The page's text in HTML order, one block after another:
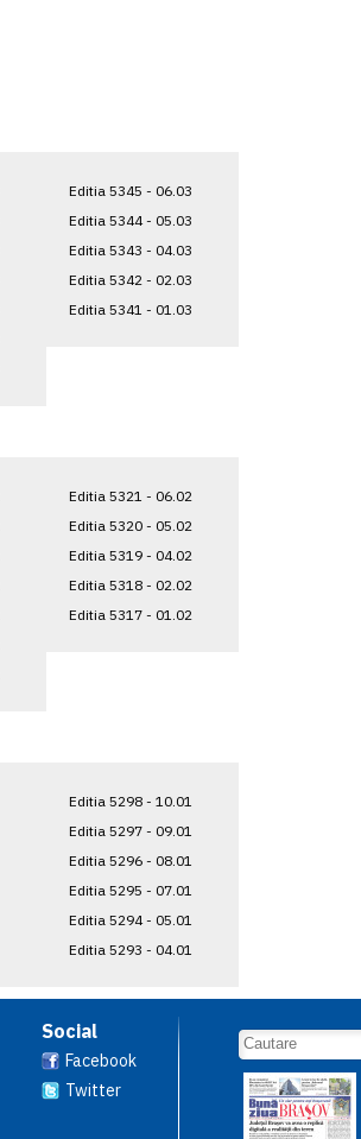
Editia 5345 - 06.03
Editia 5344 - 05.03
Editia 5343 - 04.03
Editia 5342 - 02.03
Editia 5341 - 01.03
Editia 5321 - 06.02
Editia 5320 - 05.02
Editia 5319 - 04.02
Editia 5318 - 02.02
Editia 5317 - 01.02
Editia 5298 - 10.01
Editia 5297 - 09.01
Editia 5296 - 08.01
Editia 5295 - 07.01
Editia 5294 - 05.01
Editia 5293 - 04.01
Social
Facebook
Twitter